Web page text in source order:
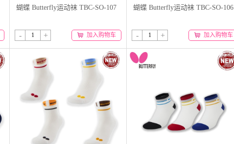
蝴蝶 Butterfly运动袜 TBC-SO-107
- + 加入购物车
蝴蝶 Butterfly运动袜 TBC-SO-106
- + 加入购物车